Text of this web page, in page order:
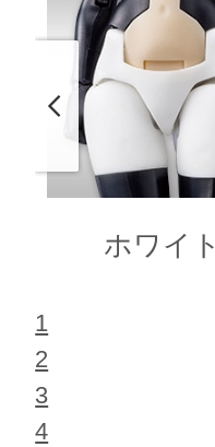
ホワイト
1
2
3
4